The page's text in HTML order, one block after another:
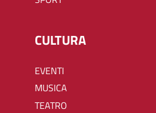
CULTURA
EVENTI
MUSICA
TEATRO